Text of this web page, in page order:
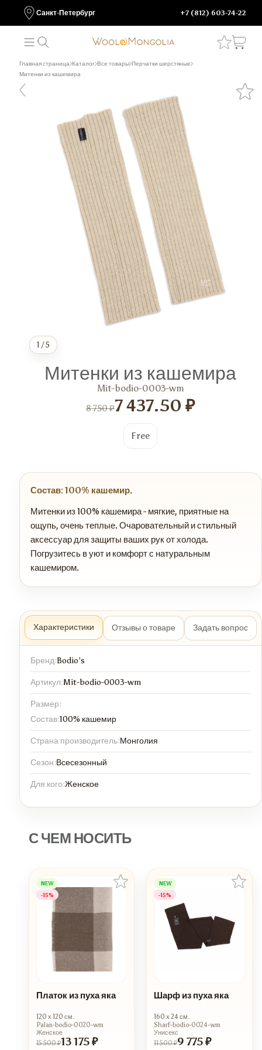
Санкт-Петербург +7 (812) 603-74-22
Главная страница Каталог Все товары Перчатки шерстяные
Митенки из кашемира
1 /5
Митенки из кашемира
Mit-bodio-0003-wm
8 750 ₽7 437.50 ₽
Free
Состав: 100% кашемир.
Митенки из 100% кашемира - мягкие, приятные на
ощупь, очень теплые. Очаровательный и стильный
аксессуар для защиты ваших рук от холода.
Погрузитесь в уют и комфорт с натуральным
кашемиром.
Характеристики Отзывы о товаре Задать вопрос
Бренд:Bodio’s
Артикул:Mit-bodio-0003-wm
Размер:
Состав:100% кашемир
Страна производитель:Монголия
Сезон:Всесезонный
Для кого:Женское
С ЧЕМ НОСИТЬ
Платок из пуха яка
120 х 120 см.
Palan-bodio-0020-wm
Женское
15 500 ₽13 175 ₽
NEW
-15%
Шарф из пуха яка
160 х 24 см.
Sharf-bodio-0024-wm
Унисекс
11 500 ₽9 775 ₽
NEW
-15%